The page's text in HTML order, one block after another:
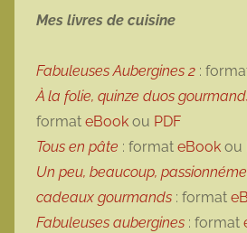
Mes livres de cuisine
Fabuleuses Aubergines 2 :
À la folie, quinze duos
format eBook ou PDF
Tous en pâte : format eBook ou
Un peu, beaucoup,
cadeaux gourmands : format
Fabuleuses aubergines : format